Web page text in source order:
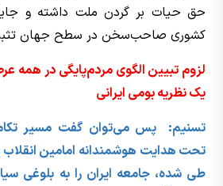
حق حیات بر گردن ملت داشته و
کشوری صاحب‌سخن در سطح جهان
لزوم تبیین الگوی مردم‌پایگی در همه
یک نظریه بومی ایرانی
تسنیم: پس می‌توان گفت مسیر
تحت هدایت هوشمندانه امامین انقلاب
طی شده، جامعه ایران را به بلوغی